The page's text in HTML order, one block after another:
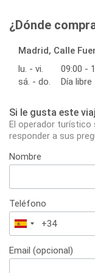
¿Dónde
Madrid, Calle
lu. - vi.
09:00 -
sá. - do.
Día libre
Si le gusta este
El operador
responder a sus
Nombre
Teléfono
España
+34
Email (opcional)